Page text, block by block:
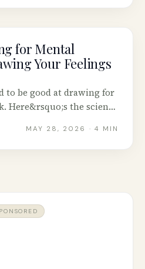
for Mental
Your Feelings
to be good at drawing for
the science
MAY 28, 2026 · 4 MIN